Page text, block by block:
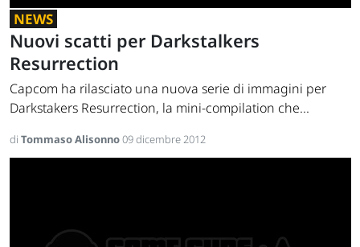
NEWS
Nuovi scatti per Darkstalkers
Resurrection
Capcom ha rilasciato una nuova serie di immagini per
Darkstakers Resurrection, la mini-compilation che...
di Tommaso Alisonno09 dicembre 2012